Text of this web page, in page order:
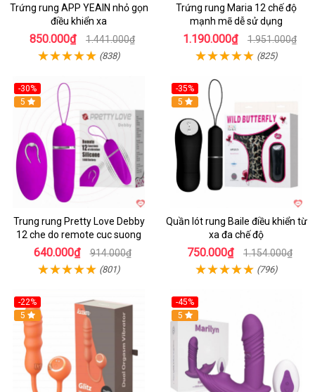
Trứng rung APP YEAIN nhỏ gọn
điều khiển xa
850.000₫ 1.441.000₫
(838)
Trứng rung Maria 12 chế độ
mạnh mẽ dễ sử dụng
1.190.000₫ 1.951.000₫
(825)
-30%
Hot
5
Trung rung Pretty Love Debby
12 che do remote cuc suong
640.000₫ 914.000₫
(801)
-35%
Hot
5
Quần lót rung Baile điều khiển từ
xa đa chế độ
750.000₫ 1.154.000₫
(796)
-22%
Hot
5
-45%
Hot
5